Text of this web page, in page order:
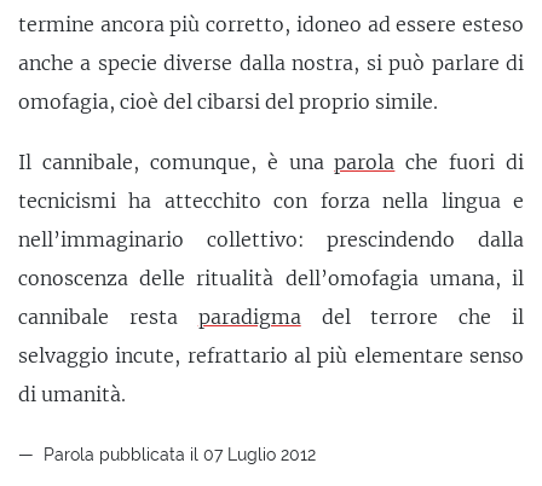
termine ancora più corretto, idoneo ad essere esteso
anche a specie diverse dalla nostra, si può parlare di
omofagia, cioè del cibarsi del proprio simile.
Il cannibale, comunque, è unaparola che fuori di
tecnicismi ha attecchito con forza nella lingua e
nell’immaginario collettivo: prescindendo dalla
conoscenza delle ritualità dell’omofagia umana, il
cannibale resta paradigma del terrore che il
selvaggio incute, refrattario al più elementare senso
di umanità.
Parola pubblicata il 07 Luglio 2012